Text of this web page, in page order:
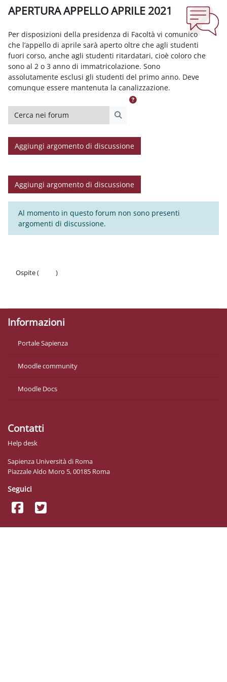
APERTURA APPELLO APRILE 2021
Per disposizioni della presidenza di Facoltà vi comunico
che l’appello di aprile sarà aperto oltre che agli studenti
fuori corso, anche agli studenti ritardatari, cioè coloro che
sono al 2 o 3 anno di immatricolazione. Sono
assolutamente esclusi gli studenti del primo anno. Deve
comunque essere mantenuta la canalizzazione.
Cerca nei forum
Aggiungi argomento di discussione
Aggiungi argomento di discussione
Al momento in questo forum non sono presenti
argomenti di discussione.
Ospite (
)
Informazioni
Portale Sapienza
Moodle community
Moodle Docs
Contatti
Help desk
Sapienza Università di Roma
Piazzale Aldo Moro 5, 00185 Roma
Seguici